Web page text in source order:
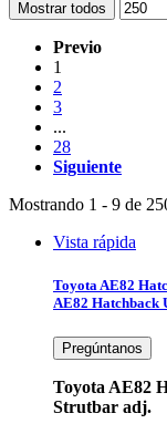
Mostrar todos
Previo
1
2
3
...
28
Siguiente
Mostrando 1 - 9 de
Vista rápida
Toyota AE82
AE82 Hatchback
Pregúntanos
Toyota AE82
Strutbar adj.